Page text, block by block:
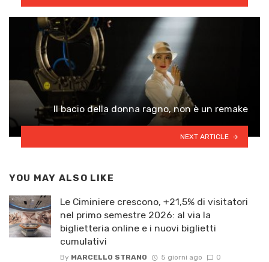
Il bacio della donna ragno, non è un remake
NEXT ARTICLE
YOU MAY ALSO LIKE
Le Ciminiere crescono, +21,5% di visitatori
nel primo semestre 2026: al via la
biglietteria online e i nuovi biglietti
cumulativi
By MARCELLO STRANO 5 giorni ago 0